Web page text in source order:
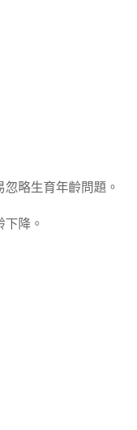
略生育年齡問題。
降。